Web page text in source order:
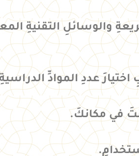
والوسائلِ التقنيةِ
عددِ الموادِّ
في مكانكَ.